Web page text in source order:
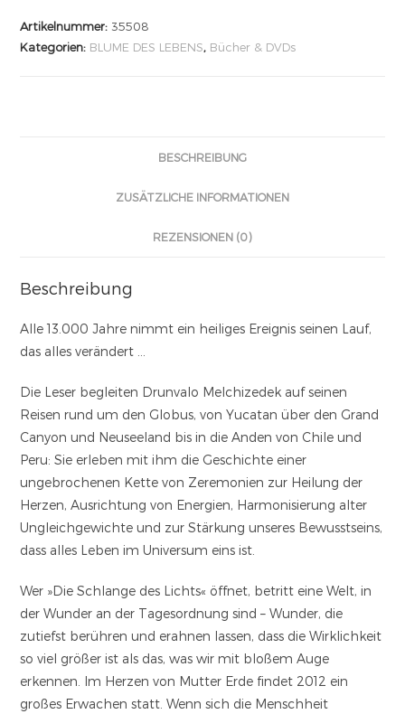
Artikelnummer: 35508
Kategorien: BLUME DES LEBENS, Bücher & DVDs
BESCHREIBUNG
ZUSÄTZLICHE INFORMATIONEN
REZENSIONEN (0)
Beschreibung
Alle 13.000 Jahre nimmt ein heiliges Ereignis seinen Lauf,
das alles verändert …
Die Leser begleiten Drunvalo Melchizedek auf seinen
Reisen rund um den Globus, von Yucatan über den Grand
Canyon und Neuseeland bis in die Anden von Chile und
Peru: Sie erleben mit ihm die Geschichte einer
ungebrochenen Kette von Zeremonien zur Heilung der
Herzen, Ausrichtung von Energien, Harmonisierung alter
Ungleichgewichte und zur Stärkung unseres Bewusstseins,
dass alles Leben im Universum eins ist.
Wer »Die Schlange des Lichts« öffnet, betritt eine Welt, in
der Wunder an der Tagesordnung sind – Wunder, die
zutiefst berühren und erahnen lassen, dass die Wirklichkeit
so viel größer ist als das, was wir mit bloßem Auge
erkennen. Im Herzen von Mutter Erde findet 2012 ein
großes Erwachen statt. Wenn sich die Menschheit